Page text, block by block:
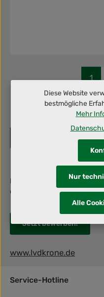
Seite
1
Berufliche Herausforderung
deiner Zukunft!
Jetzt bewerben!
www.lvdkrone.de
Service-Hotline
Diese Website
bestmögliche
Mehr
Nur
Alle